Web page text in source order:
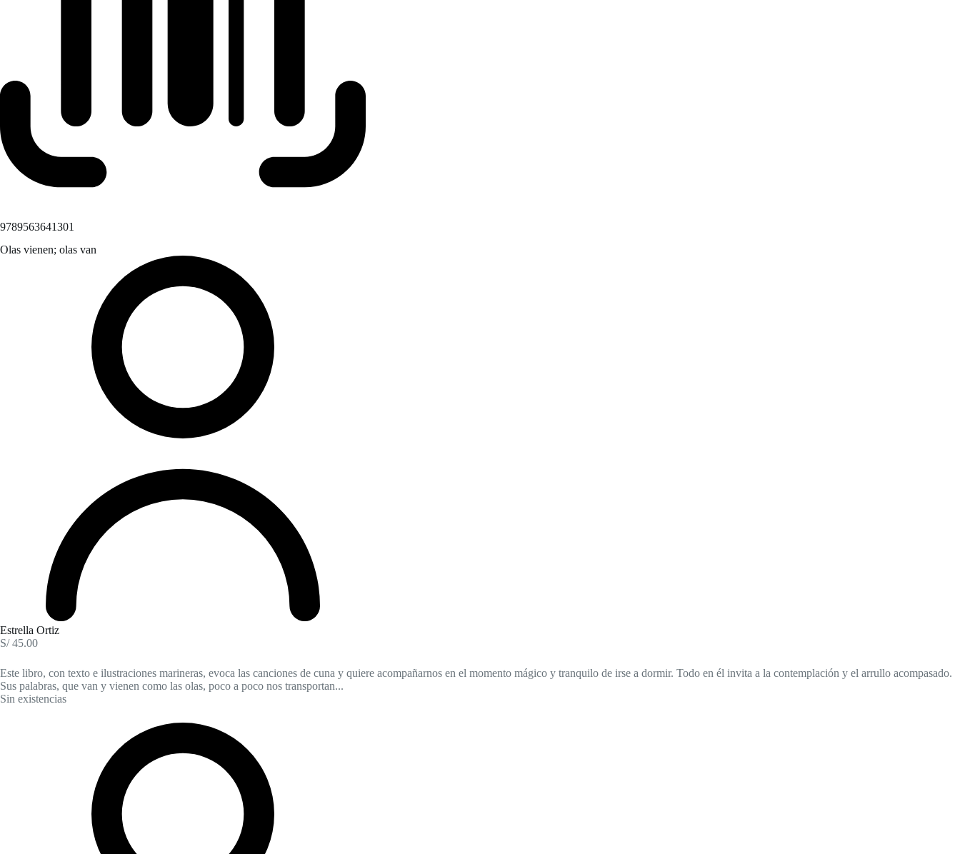
9789563641301
Olas vienen; olas van
Estrella Ortiz
S/45.00
Este libro, con texto e ilustraciones marineras, evoca las canciones de cuna y quiere acompañarnos en el momento mágico y tranquilo de irse a dormir. Todo en él invita a la contemplación y el arrullo acompasado.
Sus palabras, que van y vienen como las olas, poco a poco nos transportan...
Sin existencias